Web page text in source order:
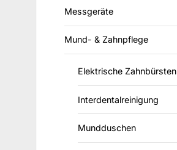
Messgeräte
Mund- & Zahnpflege
Elektrische Zahnbürsten
Interdentalreinigung
Mundduschen